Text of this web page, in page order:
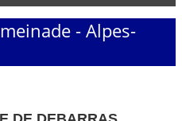
- Alpes-